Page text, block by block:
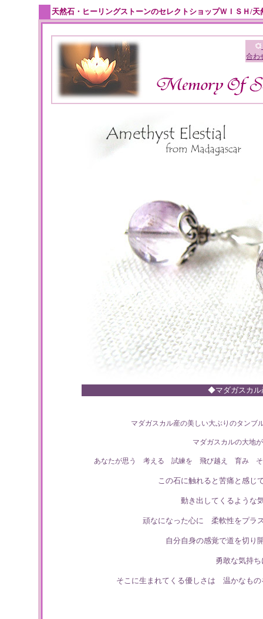
天然石・ヒーリングストーンのセレクトショップＷＩＳＨ/
合わ
◆マダガスカ
マダガスカル産の美しい大ぶりのタン
マダガスカルの大地
あなたが思う 考える 試練を 飛び越え 育み その
この石に触れると苦痛と感
動き出してくるような
頑なになった心に 柔軟性をプラ
自分自身の感覚で道を切り
勇敢な気持
そこに生まれてくる優しさは 温かなも